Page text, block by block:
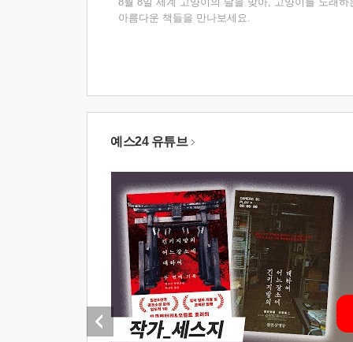
아름다운 책들을 만나보세요.
예스24 유튜브